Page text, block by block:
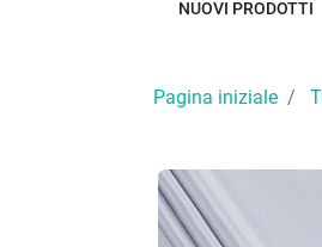
NUOVI PRODOTTI
Pagina iniziale